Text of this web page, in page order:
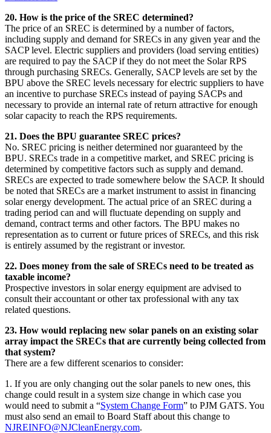
20. How is the price of the SREC determined?​​​​‌ ‍ ​‍​‍‌‍ ‌ ​‍‌‍‍‌‌‍‌ ‌‍‍‌‌‍ ‍​‍​‍​ ‍‍​‍​‍‌ ​ ‌‍​‌‌‍ ‍‌‍‍‌‌ ‌​‌ ‍‌​‍ ‍‌‍‍‌‌‍ ​‍​‍​‍ ​​‍​‍‌‍‍​‌ ​‍‌‍‌‌‌‍‌‍​‍​‍​ ‍‍​‍​‍‌‍‍​‌ ‌​‌ ‌​‌ ​​​ ‍‍​‍ ​‍ ‌‍ ​‌‍ ‌‍​ ‌‍​‌‌‍ ​‌‍‍​‌‍ ‌ ​ ‌ ‌​​ ‍‍​ ​ ​ ​ ​ ​ ​ ​ ​‍ ‌‍‍‌‌‍ ‍‌ ‌​‌‍‌‌‌‍ ‍‌ ‌​​‍ ‌‍‌‌‌‍‌​‌‍‍‌‌ ‌​​‍ ‌‍ ‌‌‍ ‌‍‌​‌‍‌‌​ ‌‌ ​​‌ ​‍‌‍‌‌‌ ​ ‌‍‌‌‌‍ ‍‌ ‌​‌‍​‌‌ ‌​‌‍‍‌‌‍ ‌‍ ‍​ ‍ ‌‍‍‌‌‍‌​​ ‌​ ​​‌‍‌‍‌‍‌‌​ ​​​ ‌‌​ ​‌‌‍‌‍‌‍‌‌​‍ ‌​ ‌​​ ​‌​ ‍​‌‍‌​​‍ ‌​ ‌​‌‍‌​​ ‌‍​ ‍‌​‍ ‌‌‍​‌​ ​ ​ ‌​‌‍​ ​‍ ‌‌‍‌‌‌‍‌‍​ ‌‍​ ‌​​ ‍​‌‍​ ‌‍‌​​ ‌​​ ​‍​ ​‌‌‍​ ​ ‌‌​ ‍ ‌ ‌​‌ ‍‌‌ ​​‌‍‌‌​ ‌‌‍‍​‌‍‌‌‌‍ ​‌ ​​‌‌‌​‌‍ ‌ ​​‌‍‍‌‌‍​ ​ ‍ ‌ ​​‌‍​‌‌ ‌​‌‍‍​​ ‌‌‍​ ‌‍ ‌‍ ‍‌ ‌​‌‍‌‌‌‍ ‍‌ ‌​​‍‌‌​ ‌‌‌​​‍‌‌ ‌‍‍ ‌‍‌‌‌ ‍‌​‍‌‌​ ​ ‌​‌​​‍‌‌​ ​ ‌​‌​​‍‌‌​ ​‍​ ​‍​ ‌‌​ ‌‍‌‍‌‌‌‍​ ​ ‌‍​ ‌‌‌‍​‌​ ‍​‌‍​ ​ ​ ​ ​​‌‍‌​​‍‌‌​ ​‍​ ​‍​‍‌‌​ ‌‌‌​‌​​‍ ‍‌‍​ ‌‍‍​‌‍‍‌‌‍ ​‌‍‌​‌ ​‍‌‍‌‌‌‍ ‍​‍‌‌​ ‌‌‌​​‍‌‌ ‌‍‍ ‌‍‌‌‌ ‍‌​‍‌‌​ ​ ‌​‌​​‍‌‌​ ​ ‌​‌​​‍‌‌​ ​‍​ ​‍‌‍​‌​ ​‍​ ‌​​ ‌ ‌‍‌‌​ ‍​​ ​‌​ ‌ ​ ​‍‌‍‌​‌‍‌​‌‍‌‍​‍‌‌​ ​‍​ ​‍​‍‌‌​ ‌‌‌​‌​​‍ ‍‌ ‌​‌‍‌‌‌ ‍​‌ ‌​​ ‌‍​‍‌‍​‌‌ ​ ‌‍‌‌‌‌‌‌‌ ​‍‌‍ ​​ ‌‌‍‍​‌ ‌​‌ ‌​‌ ​​​‍‌‌​ ​ ‌​​‌​‍‌‌​ ​‍‌​‌‍​‍‌‌​ ​‍‌​‌‍‌‍ ​‌‍ ‌‍​ ‌‍​‌‌‍ ​‌‍‍​‌‍ ‌ ​ ‌ ‌​​‍‌‌​ ​ ‌​​‌​ ​ ​ ​ ​ ​ ​ ​ ​‍‌‍‌‍‍‌‌‍‌​​ ‌​ ​​‌‍‌‍‌‍‌‌​ ​​​ ‌‌​ ​‌‌‍‌‍‌‍‌‌​‍ ‌​ ‌​​ ​‌​ ‍​‌‍‌​​‍ ‌​ ‌​‌‍‌​​ ‌‍​ ‍‌​‍ ‌‌‍​‌​ ​ ​ ‌​‌‍​ ​‍ ‌‌‍‌‌‌‍‌‍​ ‌‍​ ‌​​ ‍​‌‍​ ‌‍‌​​ ‌​​ ​‍​ ​‌‌‍​ ​ ‌‌​‍‌‍‌ ‌​‌ ‍‌‌ ​​‌‍‌‌​ ‌‌‍‍​‌‍‌‌‌‍ ​‌ ​​‌‌‌​‌‍ ‌ ​​‌‍‍‌‌‍​ ​‍‌‍‌ ​​‌‍​‌‌ ‌​‌‍‍​​ ‌‌‍​ ‌‍ ‌‍ ‍‌ ‌​‌‍‌‌‌‍ ‍‌ ‌​​‍‌‌​ ‌‌‌​​‍‌‌ ‌‍‍ ‌‍‌‌‌ ‍‌​‍‌‌​ ​ ‌​‌​​‍‌‌​ ​ ‌​‌​​‍‌‌​ ​‍​ ​‍​ ‌‌​ ‌‍‌‍‌‌‌‍​ ​ ‌‍​ ‌‌‌‍​‌​ ‍​‌‍​ ​ ​ ​ ​​‌‍‌​​‍‌‌​ ​‍​ ​‍​‍‌‌​ ‌‌‌​‌​​‍ ‍‌‍​ ‌‍‍​‌‍‍‌‌‍ ​‌‍‌​‌ ​‍‌‍‌‌‌‍ ‍​‍‌‌​ ‌‌‌​​‍‌‌ ‌‍‍ ‌‍‌‌‌ ‍‌​‍‌‌​ ​ ‌​‌​​‍‌‌​ ​ ‌​‌​​‍‌‌​ ​‍​ ​‍‌‍​‌​ ​‍​ ‌​​ ‌ ‌‍‌‌​ ‍​​ ​‌​ ‌ ​ ​‍‌‍‌​‌‍‌​‌‍‌‍​‍‌‌​ ​‍​ ​‍​‍‌‌​ ‌‌‌​‌​​‍ ‍‌ ‌​‌‍‌‌‌ ‍​‌ ‌​​‍‌‍‌ ​​‌‍‌‌‌ ​‍‌ ​ ‌ ​​‌‍‌‌‌‍​ ‌ ‌​‌‍‍‌‌ ‌‍‌‍‌‌​ ‌‌ ​​‌ ‌‌‌‍​‍‌‍ ​‌‍‍‌‌ ​ ‌‍‍​‌‍‌‌‌‍‌​​‍​‍‌ ‌
The price of an SREC is determined by a number of factors,
including supply and demand for SRECs in any given year and the
SACP level. Electric suppliers and providers (load serving entities)
are required to pay the SACP if they do not meet the Solar RPS
through purchasing SRECs. Generally, SACP levels are set by the
BPU above the SREC levels necessary for electric suppliers to have
an incentive to purchase SRECs instead of paying SACPs and
necessary to provide an internal rate of return attractive for enough
solar capacity to reach the RPS requirements.​​​​‌ ‍ ​‍​‍‌‍ ‌ ​‍‌‍‍‌‌‍‌ ‌‍‍‌‌‍ ‍​‍​‍​ ‍‍​‍​‍‌ ​ ‌‍​‌‌‍ ‍‌‍‍‌‌ ‌​‌ ‍‌​‍ ‍‌‍‍‌‌‍ ​‍​‍​‍ ​​‍​‍‌‍‍​‌ ​‍‌‍‌‌‌‍‌‍​‍​‍​ ‍‍​‍​‍‌‍‍​‌ ‌​‌ ‌​‌ ​​​ ‍‍​‍ ​‍ ‌‍ ​‌‍ ‌‍​ ‌‍​‌‌‍ ​‌‍‍​‌‍ ‌ ​ ‌ ‌​​ ‍‍​ ​ ​ ​ ​ ​ ​ ​ ​‍ ‌‍‍‌‌‍ ‍‌ ‌​‌‍‌‌‌‍ ‍‌ ‌​​‍ ‌‍‌‌‌‍‌​‌‍‍‌‌ ‌​​‍ ‌‍ ‌‌‍ ‌‍‌​‌‍‌‌​ ‌‌ ​​‌ ​‍‌‍‌‌‌ ​ ‌‍‌‌‌‍ ‍‌ ‌​‌‍​‌‌ ‌​‌‍‍‌‌‍ ‌‍ ‍​ ‍ ‌‍‍‌‌‍‌​​ ‌​ ​​‌‍‌‍‌‍‌‌​ ​​​ ‌‌​ ​‌‌‍‌‍‌‍‌‌​‍ ‌​ ‌​​ ​‌​ ‍​‌‍‌​​‍ ‌​ ‌​‌‍‌​​ ‌‍​ ‍‌​‍ ‌‌‍​‌​ ​ ​ ‌​‌‍​ ​‍ ‌‌‍‌‌‌‍‌‍​ ‌‍​ ‌​​ ‍​‌‍​ ‌‍‌​​ ‌​​ ​‍​ ​‌‌‍​ ​ ‌‌​ ‍ ‌ ‌​‌ ‍‌‌ ​​‌‍‌‌​ ‌‌‍‍​‌‍‌‌‌‍ ​‌ ​​‌‌‌​‌‍ ‌ ​​‌‍‍‌‌‍​ ​ ‍ ‌ ​​‌‍​‌‌ ‌​‌‍‍​​ ‌‌‍​ ‌‍ ‌‍ ‍‌ ‌​‌‍‌‌‌‍ ‍‌ ‌​​‍‌‌​ ‌‌‌​​‍‌‌ ‌‍‍ ‌‍‌‌‌ ‍‌​‍‌‌​ ​ ‌​‌​​‍‌‌​ ​ ‌​‌​​‍‌‌​ ​‍​ ​‍​ ‌‌​ ‌‍‌‍‌‌‌‍​ ​ ‌‍​ ‌‌‌‍​‌​ ‍​‌‍​ ​ ​ ​ ​​‌‍‌​​‍‌‌​ ​‍​ ​‍​‍‌‌​ ‌‌‌​‌​​‍ ‍‌‍​ ‌‍‍​‌‍‍‌‌‍ ​‌‍‌​‌ ​‍‌‍‌‌‌‍ ‍​‍‌‌​ ‌‌‌​​‍‌‌ ‌‍‍ ‌‍‌‌‌ ‍‌​‍‌‌​ ​ ‌​‌​​‍‌‌​ ​ ‌​‌​​‍‌‌​ ​‍​ ​‍‌‍​‍​ ‍​‌‍​‌​ ‌​‌‍​ ‌‍‌‌​ ​‌​ ‍‌​ ​‍‌‍‌‌‌‍​‌​ ​​​‍‌‌​ ​‍​ ​‍​‍‌‌​ ‌‌‌​‌​​‍ ‍‌ ‌​‌‍‌‌‌ ‍​‌ ‌​​ ‌‍​‍‌‍​‌‌ ​ ‌‍‌‌‌‌‌‌‌ ​‍‌‍ ​​ ‌‌‍‍​‌ ‌​‌ ‌​‌ ​​​‍‌‌​ ​ ‌​​‌​‍‌‌​ ​‍‌​‌‍​‍‌‌​ ​‍‌​‌‍‌‍ ​‌‍ ‌‍​ ‌‍​‌‌‍ ​‌‍‍​‌‍ ‌ ​ ‌ ‌​​‍‌‌​ ​ ‌​​‌​ ​ ​ ​ ​ ​ ​ ​ ​‍‌‍‌‍‍‌‌‍‌​​ ‌​ ​​‌‍‌‍‌‍‌‌​ ​​​ ‌‌​ ​‌‌‍‌‍‌‍‌‌​‍ ‌​ ‌​​ ​‌​ ‍​‌‍‌​​‍ ‌​ ‌​‌‍‌​​ ‌‍​ ‍‌​‍ ‌‌‍​‌​ ​ ​ ‌​‌‍​ ​‍ ‌‌‍‌‌‌‍‌‍​ ‌‍​ ‌​​ ‍​‌‍​ ‌‍‌​​ ‌​​ ​‍​ ​‌‌‍​ ​ ‌‌​‍‌‍‌ ‌​‌ ‍‌‌ ​​‌‍‌‌​ ‌‌‍‍​‌‍‌‌‌‍ ​‌ ​​‌‌‌​‌‍ ‌ ​​‌‍‍‌‌‍​ ​‍‌‍‌ ​​‌‍​‌‌ ‌​‌‍‍​​ ‌‌‍​ ‌‍ ‌‍ ‍‌ ‌​‌‍‌‌‌‍ ‍‌ ‌​​‍‌‌​ ‌‌‌​​‍‌‌ ‌‍‍ ‌‍‌‌‌ ‍‌​‍‌‌​ ​ ‌​‌​​‍‌‌​ ​ ‌​‌​​‍‌‌​ ​‍​ ​‍​ ‌‌​ ‌‍‌‍‌‌‌‍​ ​ ‌‍​ ‌‌‌‍​‌​ ‍​‌‍​ ​ ​ ​ ​​‌‍‌​​‍‌‌​ ​‍​ ​‍​‍‌‌​ ‌‌‌​‌​​‍ ‍‌‍​ ‌‍‍​‌‍‍‌‌‍ ​‌‍‌​‌ ​‍‌‍‌‌‌‍ ‍​‍‌‌​ ‌‌‌​​‍‌‌ ‌‍‍ ‌‍‌‌‌ ‍‌​‍‌‌​ ​ ‌​‌​​‍‌‌​ ​ ‌​‌​​‍‌‌​ ​‍​ ​‍‌‍​‍​ ‍​‌‍​‌​ ‌​‌‍​ ‌‍‌‌​ ​‌​ ‍‌​ ​‍‌‍‌‌‌‍​‌​ ​​​‍‌‌​ ​‍​ ​‍​‍‌‌​ ‌‌‌​‌​​‍ ‍‌ ‌​‌‍‌‌‌ ‍​‌ ‌​​‍‌‍‌ ​​‌‍‌‌‌ ​‍‌ ​ ‌ ​​‌‍‌‌‌‍​ ‌ ‌​‌‍‍‌‌ ‌‍‌‍‌‌​ ‌‌ ​​‌ ‌‌‌‍​‍‌‍ ​‌‍‍‌‌ ​ ‌‍‍​‌‍‌‌‌‍‌​​‍​‍‌ ‌
21. Does the BPU guarantee SREC prices?​​​​‌ ‍ ​‍​‍‌‍ ‌ ​‍‌‍‍‌‌‍‌ ‌‍‍‌‌‍ ‍​‍​‍​ ‍‍​‍​‍‌ ​ ‌‍​‌‌‍ ‍‌‍‍‌‌ ‌​‌ ‍‌​‍ ‍‌‍‍‌‌‍ ​‍​‍​‍ ​​‍​‍‌‍‍​‌ ​‍‌‍‌‌‌‍‌‍​‍​‍​ ‍‍​‍​‍‌‍‍​‌ ‌​‌ ‌​‌ ​​​ ‍‍​‍ ​‍ ‌‍ ​‌‍ ‌‍​ ‌‍​‌‌‍ ​‌‍‍​‌‍ ‌ ​ ‌ ‌​​ ‍‍​ ​ ​ ​ ​ ​ ​ ​ ​‍ ‌‍‍‌‌‍ ‍‌ ‌​‌‍‌‌‌‍ ‍‌ ‌​​‍ ‌‍‌‌‌‍‌​‌‍‍‌‌ ‌​​‍ ‌‍ ‌‌‍ ‌‍‌​‌‍‌‌​ ‌‌ ​​‌ ​‍‌‍‌‌‌ ​ ‌‍‌‌‌‍ ‍‌ ‌​‌‍​‌‌ ‌​‌‍‍‌‌‍ ‌‍ ‍​ ‍ ‌‍‍‌‌‍‌​​ ‌​ ​​‌‍‌‍‌‍‌‌​ ​​​ ‌‌​ ​‌‌‍‌‍‌‍‌‌​‍ ‌​ ‌​​ ​‌​ ‍​‌‍‌​​‍ ‌​ ‌​‌‍‌​​ ‌‍​ ‍‌​‍ ‌‌‍​‌​ ​ ​ ‌​‌‍​ ​‍ ‌‌‍‌‌‌‍‌‍​ ‌‍​ ‌​​ ‍​‌‍​ ‌‍‌​​ ‌​​ ​‍​ ​‌‌‍​ ​ ‌‌​ ‍ ‌ ‌​‌ ‍‌‌ ​​‌‍‌‌​ ‌‌‍‍​‌‍‌‌‌‍ ​‌ ​​‌‌‌​‌‍ ‌ ​​‌‍‍‌‌‍​ ​ ‍ ‌ ​​‌‍​‌‌ ‌​‌‍‍​​ ‌‌‍​ ‌‍ ‌‍ ‍‌ ‌​‌‍‌‌‌‍ ‍‌ ‌​​‍‌‌​ ‌‌‌​​‍‌‌ ‌‍‍ ‌‍‌‌‌ ‍‌​‍‌‌​ ​ ‌​‌​​‍‌‌​ ​ ‌​‌​​‍‌‌​ ​‍​ ​‍‌‍​‌​ ‌‌‌‍​ ​ ‌‍​ ‌ ​ ‌‍​ ​ ‌‍​‌​ ​​‌‍​ ​ ​​‌‍​‍​‍‌‌​ ​‍​ ​‍​‍‌‌​ ‌‌‌​‌​​‍ ‍‌‍​ ‌‍‍​‌‍‍‌‌‍ ​‌‍‌​‌ ​‍‌‍‌‌‌‍ ‍​‍‌‌​ ‌‌‌​​‍‌‌ ‌‍‍ ‌‍‌‌‌ ‍‌​‍‌‌​ ​ ‌​‌​​‍‌‌​ ​ ‌​‌​​‍‌‌​ ​‍​ ​‍​ ‌ ‌‍​‍‌‍​ ​ ‍​​ ‍‌​ ‍‌​ ​​​ ​‌​ ​‍‌‍​ ​ ​‍​ ​​​‍‌‌​ ​‍​ ​‍​‍‌‌​ ‌‌‌​‌​​‍ ‍‌ ‌​‌‍‌‌‌ ‍​‌ ‌​​ ‌‍​‍‌‍​‌‌ ​ ‌‍‌‌‌‌‌‌‌ ​‍‌‍ ​​ ‌‌‍‍​‌ ‌​‌ ‌​‌ ​​​‍‌‌​ ​ ‌​​‌​‍‌‌​ ​‍‌​‌‍​‍‌‌​ ​‍‌​‌‍‌‍ ​‌‍ ‌‍​ ‌‍​‌‌‍ ​‌‍‍​‌‍ ‌ ​ ‌ ‌​​‍‌‌​ ​ ‌​​‌​ ​ ​ ​ ​ ​ ​ ​ ​‍‌‍‌‍‍‌‌‍‌​​ ‌​ ​​‌‍‌‍‌‍‌‌​ ​​​ ‌‌​ ​‌‌‍‌‍‌‍‌‌​‍ ‌​ ‌​​ ​‌​ ‍​‌‍‌​​‍ ‌​ ‌​‌‍‌​​ ‌‍​ ‍‌​‍ ‌‌‍​‌​ ​ ​ ‌​‌‍​ ​‍ ‌‌‍‌‌‌‍‌‍​ ‌‍​ ‌​​ ‍​‌‍​ ‌‍‌​​ ‌​​ ​‍​ ​‌‌‍​ ​ ‌‌​‍‌‍‌ ‌​‌ ‍‌‌ ​​‌‍‌‌​ ‌‌‍‍​‌‍‌‌‌‍ ​‌ ​​‌‌‌​‌‍ ‌ ​​‌‍‍‌‌‍​ ​‍‌‍‌ ​​‌‍​‌‌ ‌​‌‍‍​​ ‌‌‍​ ‌‍ ‌‍ ‍‌ ‌​‌‍‌‌‌‍ ‍‌ ‌​​‍‌‌​ ‌‌‌​​‍‌‌ ‌‍‍ ‌‍‌‌‌ ‍‌​‍‌‌​ ​ ‌​‌​​‍‌‌​ ​ ‌​‌​​‍‌‌​ ​‍​ ​‍‌‍​‌​ ‌‌‌‍​ ​ ‌‍​ ‌ ​ ‌‍​ ​ ‌‍​‌​ ​​‌‍​ ​ ​​‌‍​‍​‍‌‌​ ​‍​ ​‍​‍‌‌​ ‌‌‌​‌​​‍ ‍‌‍​ ‌‍‍​‌‍‍‌‌‍ ​‌‍‌​‌ ​‍‌‍‌‌‌‍ ‍​‍‌‌​ ‌‌‌​​‍‌‌ ‌‍‍ ‌‍‌‌‌ ‍‌​‍‌‌​ ​ ‌​‌​​‍‌‌​ ​ ‌​‌​​‍‌‌​ ​‍​ ​‍​ ‌ ‌‍​‍‌‍​ ​ ‍​​ ‍‌​ ‍‌​ ​​​ ​‌​ ​‍‌‍​ ​ ​‍​ ​​​‍‌‌​ ​‍​ ​‍​‍‌‌​ ‌‌‌​‌​​‍ ‍‌ ‌​‌‍‌‌‌ ‍​‌ ‌​​‍‌‍‌ ​​‌‍‌‌‌ ​‍‌ ​ ‌ ​​‌‍‌‌‌‍​ ‌ ‌​‌‍‍‌‌ ‌‍‌‍‌‌​ ‌‌ ​​‌ ‌‌‌‍​‍‌‍ ​‌‍‍‌‌ ​ ‌‍‍​‌‍‌‌‌‍‌​​‍​‍‌ ‌
No. SREC pricing is neither determined nor guaranteed by the
BPU. SRECs trade in a competitive market, and SREC pricing is
determined by competitive factors such as supply and demand.
SRECs are expected to trade somewhere below the SACP. It should
be noted that SRECs are a market instrument to assist in financing
solar energy development. The actual price of an SREC during a
trading period can and will fluctuate depending on supply and
demand, contract terms and other factors. The BPU makes no
representation as to current or future prices of SRECs, and this risk
is entirely assumed by the registrant or investor.​​​​‌ ‍ ​‍​‍‌‍ ‌ ​‍‌‍‍‌‌‍‌ ‌‍‍‌‌‍ ‍​‍​‍​ ‍‍​‍​‍‌ ​ ‌‍​‌‌‍ ‍‌‍‍‌‌ ‌​‌ ‍‌​‍ ‍‌‍‍‌‌‍ ​‍​‍​‍ ​​‍​‍‌‍‍​‌ ​‍‌‍‌‌‌‍‌‍​‍​‍​ ‍‍​‍​‍‌‍‍​‌ ‌​‌ ‌​‌ ​​​ ‍‍​‍ ​‍ ‌‍ ​‌‍ ‌‍​ ‌‍​‌‌‍ ​‌‍‍​‌‍ ‌ ​ ‌ ‌​​ ‍‍​ ​ ​ ​ ​ ​ ​ ​ ​‍ ‌‍‍‌‌‍ ‍‌ ‌​‌‍‌‌‌‍ ‍‌ ‌​​‍ ‌‍‌‌‌‍‌​‌‍‍‌‌ ‌​​‍ ‌‍ ‌‌‍ ‌‍‌​‌‍‌‌​ ‌‌ ​​‌ ​‍‌‍‌‌‌ ​ ‌‍‌‌‌‍ ‍‌ ‌​‌‍​‌‌ ‌​‌‍‍‌‌‍ ‌‍ ‍​ ‍ ‌‍‍‌‌‍‌​​ ‌​ ​​‌‍‌‍‌‍‌‌​ ​​​ ‌‌​ ​‌‌‍‌‍‌‍‌‌​‍ ‌​ ‌​​ ​‌​ ‍​‌‍‌​​‍ ‌​ ‌​‌‍‌​​ ‌‍​ ‍‌​‍ ‌‌‍​‌​ ​ ​ ‌​‌‍​ ​‍ ‌‌‍‌‌‌‍‌‍​ ‌‍​ ‌​​ ‍​‌‍​ ‌‍‌​​ ‌​​ ​‍​ ​‌‌‍​ ​ ‌‌​ ‍ ‌ ‌​‌ ‍‌‌ ​​‌‍‌‌​ ‌‌‍‍​‌‍‌‌‌‍ ​‌ ​​‌‌‌​‌‍ ‌ ​​‌‍‍‌‌‍​ ​ ‍ ‌ ​​‌‍​‌‌ ‌​‌‍‍​​ ‌‌‍​ ‌‍ ‌‍ ‍‌ ‌​‌‍‌‌‌‍ ‍‌ ‌​​‍‌‌​ ‌‌‌​​‍‌‌ ‌‍‍ ‌‍‌‌‌ ‍‌​‍‌‌​ ​ ‌​‌​​‍‌‌​ ​ ‌​‌​​‍‌‌​ ​‍​ ​‍‌‍​‌​ ‌‌‌‍​ ​ ‌‍​ ‌ ​ ‌‍​ ​ ‌‍​‌​ ​​‌‍​ ​ ​​‌‍​‍​‍‌‌​ ​‍​ ​‍​‍‌‌​ ‌‌‌​‌​​‍ ‍‌‍​ ‌‍‍​‌‍‍‌‌‍ ​‌‍‌​‌ ​‍‌‍‌‌‌‍ ‍​‍‌‌​ ‌‌‌​​‍‌‌ ‌‍‍ ‌‍‌‌‌ ‍‌​‍‌‌​ ​ ‌​‌​​‍‌‌​ ​ ‌​‌​​‍‌‌​ ​‍​ ​‍​ ‌​​ ‍​​ ‌‌​ ‌‌​ ‌‌​ ‌ ‌‍‌‍‌‍‌‍​ ​‍​ ​​‌‍​‌​ ‌ ​‍‌‌​ ​‍​ ​‍​‍‌‌​ ‌‌‌​‌​​‍ ‍‌ ‌​‌‍‌‌‌ ‍​‌ ‌​​ ‌‍​‍‌‍​‌‌ ​ ‌‍‌‌‌‌‌‌‌ ​‍‌‍ ​​ ‌‌‍‍​‌ ‌​‌ ‌​‌ ​​​‍‌‌​ ​ ‌​​‌​‍‌‌​ ​‍‌​‌‍​‍‌‌​ ​‍‌​‌‍‌‍ ​‌‍ ‌‍​ ‌‍​‌‌‍ ​‌‍‍​‌‍ ‌ ​ ‌ ‌​​‍‌‌​ ​ ‌​​‌​ ​ ​ ​ ​ ​ ​ ​ ​‍‌‍‌‍‍‌‌‍‌​​ ‌​ ​​‌‍‌‍‌‍‌‌​ ​​​ ‌‌​ ​‌‌‍‌‍‌‍‌‌​‍ ‌​ ‌​​ ​‌​ ‍​‌‍‌​​‍ ‌​ ‌​‌‍‌​​ ‌‍​ ‍‌​‍ ‌‌‍​‌​ ​ ​ ‌​‌‍​ ​‍ ‌‌‍‌‌‌‍‌‍​ ‌‍​ ‌​​ ‍​‌‍​ ‌‍‌​​ ‌​​ ​‍​ ​‌‌‍​ ​ ‌‌​‍‌‍‌ ‌​‌ ‍‌‌ ​​‌‍‌‌​ ‌‌‍‍​‌‍‌‌‌‍ ​‌ ​​‌‌‌​‌‍ ‌ ​​‌‍‍‌‌‍​ ​‍‌‍‌ ​​‌‍​‌‌ ‌​‌‍‍​​ ‌‌‍​ ‌‍ ‌‍ ‍‌ ‌​‌‍‌‌‌‍ ‍‌ ‌​​‍‌‌​ ‌‌‌​​‍‌‌ ‌‍‍ ‌‍‌‌‌ ‍‌​‍‌‌​ ​ ‌​‌​​‍‌‌​ ​ ‌​‌​​‍‌‌​ ​‍​ ​‍‌‍​‌​ ‌‌‌‍​ ​ ‌‍​ ‌ ​ ‌‍​ ​ ‌‍​‌​ ​​‌‍​ ​ ​​‌‍​‍​‍‌‌​ ​‍​ ​‍​‍‌‌​ ‌‌‌​‌​​‍ ‍‌‍​ ‌‍‍​‌‍‍‌‌‍ ​‌‍‌​‌ ​‍‌‍‌‌‌‍ ‍​‍‌‌​ ‌‌‌​​‍‌‌ ‌‍‍ ‌‍‌‌‌ ‍‌​‍‌‌​ ​ ‌​‌​​‍‌‌​ ​ ‌​‌​​‍‌‌​ ​‍​ ​‍​ ‌​​ ‍​​ ‌‌​ ‌‌​ ‌‌​ ‌ ‌‍‌‍‌‍‌‍​ ​‍​ ​​‌‍​‌​ ‌ ​‍‌‌​ ​‍​ ​‍​‍‌‌​ ‌‌‌​‌​​‍ ‍‌ ‌​‌‍‌‌‌ ‍​‌ ‌​​‍‌‍‌ ​​‌‍‌‌‌ ​‍‌ ​ ‌ ​​‌‍‌‌‌‍​ ‌ ‌​‌‍‍‌‌ ‌‍‌‍‌‌​ ‌‌ ​​‌ ‌‌‌‍​‍‌‍ ​‌‍‍‌‌ ​ ‌‍‍​‌‍‌‌‌‍‌​​‍​‍‌ ‌
22. Does money from the sale of SRECs need to be treated as
taxable income?​​​​‌ ‍ ​‍​‍‌‍ ‌ ​‍‌‍‍‌‌‍‌ ‌‍‍‌‌‍ ‍​‍​‍​ ‍‍​‍​‍‌ ​ ‌‍​‌‌‍ ‍‌‍‍‌‌ ‌​‌ ‍‌​‍ ‍‌‍‍‌‌‍ ​‍​‍​‍ ​​‍​‍‌‍‍​‌ ​‍‌‍‌‌‌‍‌‍​‍​‍​ ‍‍​‍​‍‌‍‍​‌ ‌​‌ ‌​‌ ​​​ ‍‍​‍ ​‍ ‌‍ ​‌‍ ‌‍​ ‌‍​‌‌‍ ​‌‍‍​‌‍ ‌ ​ ‌ ‌​​ ‍‍​ ​ ​ ​ ​ ​ ​ ​ ​‍ ‌‍‍‌‌‍ ‍‌ ‌​‌‍‌‌‌‍ ‍‌ ‌​​‍ ‌‍‌‌‌‍‌​‌‍‍‌‌ ‌​​‍ ‌‍ ‌‌‍ ‌‍‌​‌‍‌‌​ ‌‌ ​​‌ ​‍‌‍‌‌‌ ​ ‌‍‌‌‌‍ ‍‌ ‌​‌‍​‌‌ ‌​‌‍‍‌‌‍ ‌‍ ‍​ ‍ ‌‍‍‌‌‍‌​​ ‌​ ​​‌‍‌‍‌‍‌‌​ ​​​ ‌‌​ ​‌‌‍‌‍‌‍‌‌​‍ ‌​ ‌​​ ​‌​ ‍​‌‍‌​​‍ ‌​ ‌​‌‍‌​​ ‌‍​ ‍‌​‍ ‌‌‍​‌​ ​ ​ ‌​‌‍​ ​‍ ‌‌‍‌‌‌‍‌‍​ ‌‍​ ‌​​ ‍​‌‍​ ‌‍‌​​ ‌​​ ​‍​ ​‌‌‍​ ​ ‌‌​ ‍ ‌ ‌​‌ ‍‌‌ ​​‌‍‌‌​ ‌‌‍‍​‌‍‌‌‌‍ ​‌ ​​‌‌‌​‌‍ ‌ ​​‌‍‍‌‌‍​ ​ ‍ ‌ ​​‌‍​‌‌ ‌​‌‍‍​​ ‌‌‍​ ‌‍ ‌‍ ‍‌ ‌​‌‍‌‌‌‍ ‍‌ ‌​​‍‌‌​ ‌‌‌​​‍‌‌ ‌‍‍ ‌‍‌‌‌ ‍‌​‍‌‌​ ​ ‌​‌​​‍‌‌​ ​ ‌​‌​​‍‌‌​ ​‍​ ​‍​ ​ ‌‍‌‌‌‍​‌​ ‌​​ ‍‌‌‍‌​​ ‍‌​ ​‍‌‍​ ​ ‌ ​ ​ ​ ‌‍​‍‌‌​ ​‍​ ​‍​‍‌‌​ ‌‌‌​‌​​‍ ‍‌‍​ ‌‍‍​‌‍‍‌‌‍ ​‌‍‌​‌ ​‍‌‍‌‌‌‍ ‍​‍‌‌​ ‌‌‌​​‍‌‌ ‌‍‍ ‌‍‌‌‌ ‍‌​‍‌‌​ ​ ‌​‌​​‍‌‌​ ​ ‌​‌​​‍‌‌​ ​‍​ ​‍​ ‌‌​ ‌‌‌‍​‌​ ​‍​ ‌ ​ ‍‌‌‍‌‌​ ​​​ ​‌​ ​‌​ ​​​ ‌ ​‍‌‌​ ​‍​ ​‍​‍‌‌​ ‌‌‌​‌​​‍ ‍‌ ‌​‌‍‌‌‌ ‍​‌ ‌​​ ‌‍​‍‌‍​‌‌ ​ ‌‍‌‌‌‌‌‌‌ ​‍‌‍ ​​ ‌‌‍‍​‌ ‌​‌ ‌​‌ ​​​‍‌‌​ ​ ‌​​‌​‍‌‌​ ​‍‌​‌‍​‍‌‌​ ​‍‌​‌‍‌‍ ​‌‍ ‌‍​ ‌‍​‌‌‍ ​‌‍‍​‌‍ ‌ ​ ‌ ‌​​‍‌‌​ ​ ‌​​‌​ ​ ​ ​ ​ ​ ​ ​ ​‍‌‍‌‍‍‌‌‍‌​​ ‌​ ​​‌‍‌‍‌‍‌‌​ ​​​ ‌‌​ ​‌‌‍‌‍‌‍‌‌​‍ ‌​ ‌​​ ​‌​ ‍​‌‍‌​​‍ ‌​ ‌​‌‍‌​​ ‌‍​ ‍‌​‍ ‌‌‍​‌​ ​ ​ ‌​‌‍​ ​‍ ‌‌‍‌‌‌‍‌‍​ ‌‍​ ‌​​ ‍​‌‍​ ‌‍‌​​ ‌​​ ​‍​ ​‌‌‍​ ​ ‌‌​‍‌‍‌ ‌​‌ ‍‌‌ ​​‌‍‌‌​ ‌‌‍‍​‌‍‌‌‌‍ ​‌ ​​‌‌‌​‌‍ ‌ ​​‌‍‍‌‌‍​ ​‍‌‍‌ ​​‌‍​‌‌ ‌​‌‍‍​​ ‌‌‍​ ‌‍ ‌‍ ‍‌ ‌​‌‍‌‌‌‍ ‍‌ ‌​​‍‌‌​ ‌‌‌​​‍‌‌ ‌‍‍ ‌‍‌‌‌ ‍‌​‍‌‌​ ​ ‌​‌​​‍‌‌​ ​ ‌​‌​​‍‌‌​ ​‍​ ​‍​ ​ ‌‍‌‌‌‍​‌​ ‌​​ ‍‌‌‍‌​​ ‍‌​ ​‍‌‍​ ​ ‌ ​ ​ ​ ‌‍​‍‌‌​ ​‍​ ​‍​‍‌‌​ ‌‌‌​‌​​‍ ‍‌‍​ ‌‍‍​‌‍‍‌‌‍ ​‌‍‌​‌ ​‍‌‍‌‌‌‍ ‍​‍‌‌​ ‌‌‌​​‍‌‌ ‌‍‍ ‌‍‌‌‌ ‍‌​‍‌‌​ ​ ‌​‌​​‍‌‌​ ​ ‌​‌​​‍‌‌​ ​‍​ ​‍​ ‌‌​ ‌‌‌‍​‌​ ​‍​ ‌ ​ ‍‌‌‍‌‌​ ​​​ ​‌​ ​‌​ ​​​ ‌ ​‍‌‌​ ​‍​ ​‍​‍‌‌​ ‌‌‌​‌​​‍ ‍‌ ‌​‌‍‌‌‌ ‍​‌ ‌​​‍‌‍‌ ​​‌‍‌‌‌ ​‍‌ ​ ‌ ​​‌‍‌‌‌‍​ ‌ ‌​‌‍‍‌‌ ‌‍‌‍‌‌​ ‌‌ ​​‌ ‌‌‌‍​‍‌‍ ​‌‍‍‌‌ ​ ‌‍‍​‌‍‌‌‌‍‌​​‍​‍‌ ‌
Prospective investors in solar energy equipment are advised to
consult their accountant or other tax professional with any tax
related questions.​​​​‌ ‍ ​‍​‍‌‍ ‌ ​‍‌‍‍‌‌‍‌ ‌‍‍‌‌‍ ‍​‍​‍​ ‍‍​‍​‍‌ ​ ‌‍​‌‌‍ ‍‌‍‍‌‌ ‌​‌ ‍‌​‍ ‍‌‍‍‌‌‍ ​‍​‍​‍ ​​‍​‍‌‍‍​‌ ​‍‌‍‌‌‌‍‌‍​‍​‍​ ‍‍​‍​‍‌‍‍​‌ ‌​‌ ‌​‌ ​​​ ‍‍​‍ ​‍ ‌‍ ​‌‍ ‌‍​ ‌‍​‌‌‍ ​‌‍‍​‌‍ ‌ ​ ‌ ‌​​ ‍‍​ ​ ​ ​ ​ ​ ​ ​ ​‍ ‌‍‍‌‌‍ ‍‌ ‌​‌‍‌‌‌‍ ‍‌ ‌​​‍ ‌‍‌‌‌‍‌​‌‍‍‌‌ ‌​​‍ ‌‍ ‌‌‍ ‌‍‌​‌‍‌‌​ ‌‌ ​​‌ ​‍‌‍‌‌‌ ​ ‌‍‌‌‌‍ ‍‌ ‌​‌‍​‌‌ ‌​‌‍‍‌‌‍ ‌‍ ‍​ ‍ ‌‍‍‌‌‍‌​​ ‌​ ​​‌‍‌‍‌‍‌‌​ ​​​ ‌‌​ ​‌‌‍‌‍‌‍‌‌​‍ ‌​ ‌​​ ​‌​ ‍​‌‍‌​​‍ ‌​ ‌​‌‍‌​​ ‌‍​ ‍‌​‍ ‌‌‍​‌​ ​ ​ ‌​‌‍​ ​‍ ‌‌‍‌‌‌‍‌‍​ ‌‍​ ‌​​ ‍​‌‍​ ‌‍‌​​ ‌​​ ​‍​ ​‌‌‍​ ​ ‌‌​ ‍ ‌ ‌​‌ ‍‌‌ ​​‌‍‌‌​ ‌‌‍‍​‌‍‌‌‌‍ ​‌ ​​‌‌‌​‌‍ ‌ ​​‌‍‍‌‌‍​ ​ ‍ ‌ ​​‌‍​‌‌ ‌​‌‍‍​​ ‌‌‍​ ‌‍ ‌‍ ‍‌ ‌​‌‍‌‌‌‍ ‍‌ ‌​​‍‌‌​ ‌‌‌​​‍‌‌ ‌‍‍ ‌‍‌‌‌ ‍‌​‍‌‌​ ​ ‌​‌​​‍‌‌​ ​ ‌​‌​​‍‌‌​ ​‍​ ​‍​ ​ ‌‍‌‌‌‍​‌​ ‌​​ ‍‌‌‍‌​​ ‍‌​ ​‍‌‍​ ​ ‌ ​ ​ ​ ‌‍​‍‌‌​ ​‍​ ​‍​‍‌‌​ ‌‌‌​‌​​‍ ‍‌‍​ ‌‍‍​‌‍‍‌‌‍ ​‌‍‌​‌ ​‍‌‍‌‌‌‍ ‍​‍‌‌​ ‌‌‌​​‍‌‌ ‌‍‍ ‌‍‌‌‌ ‍‌​‍‌‌​ ​ ‌​‌​​‍‌‌​ ​ ‌​‌​​‍‌‌​ ​‍​ ​‍‌‍‌‌​ ‍‌​ ‌ ‌‍​‌‌‍​‍‌‍​‍​ ​‍‌‍‌‍​ ​ ​ ‍‌​ ‌​‌‍​‍​‍‌‌​ ​‍​ ​‍​‍‌‌​ ‌‌‌​‌​​‍ ‍‌ ‌​‌‍‌‌‌ ‍​‌ ‌​​ ‌‍​‍‌‍​‌‌ ​ ‌‍‌‌‌‌‌‌‌ ​‍‌‍ ​​ ‌‌‍‍​‌ ‌​‌ ‌​‌ ​​​‍‌‌​ ​ ‌​​‌​‍‌‌​ ​‍‌​‌‍​‍‌‌​ ​‍‌​‌‍‌‍ ​‌‍ ‌‍​ ‌‍​‌‌‍ ​‌‍‍​‌‍ ‌ ​ ‌ ‌​​‍‌‌​ ​ ‌​​‌​ ​ ​ ​ ​ ​ ​ ​ ​‍‌‍‌‍‍‌‌‍‌​​ ‌​ ​​‌‍‌‍‌‍‌‌​ ​​​ ‌‌​ ​‌‌‍‌‍‌‍‌‌​‍ ‌​ ‌​​ ​‌​ ‍​‌‍‌​​‍ ‌​ ‌​‌‍‌​​ ‌‍​ ‍‌​‍ ‌‌‍​‌​ ​ ​ ‌​‌‍​ ​‍ ‌‌‍‌‌‌‍‌‍​ ‌‍​ ‌​​ ‍​‌‍​ ‌‍‌​​ ‌​​ ​‍​ ​‌‌‍​ ​ ‌‌​‍‌‍‌ ‌​‌ ‍‌‌ ​​‌‍‌‌​ ‌‌‍‍​‌‍‌‌‌‍ ​‌ ​​‌‌‌​‌‍ ‌ ​​‌‍‍‌‌‍​ ​‍‌‍‌ ​​‌‍​‌‌ ‌​‌‍‍​​ ‌‌‍​ ‌‍ ‌‍ ‍‌ ‌​‌‍‌‌‌‍ ‍‌ ‌​​‍‌‌​ ‌‌‌​​‍‌‌ ‌‍‍ ‌‍‌‌‌ ‍‌​‍‌‌​ ​ ‌​‌​​‍‌‌​ ​ ‌​‌​​‍‌‌​ ​‍​ ​‍​ ​ ‌‍‌‌‌‍​‌​ ‌​​ ‍‌‌‍‌​​ ‍‌​ ​‍‌‍​ ​ ‌ ​ ​ ​ ‌‍​‍‌‌​ ​‍​ ​‍​‍‌‌​ ‌‌‌​‌​​‍ ‍‌‍​ ‌‍‍​‌‍‍‌‌‍ ​‌‍‌​‌ ​‍‌‍‌‌‌‍ ‍​‍‌‌​ ‌‌‌​​‍‌‌ ‌‍‍ ‌‍‌‌‌ ‍‌​‍‌‌​ ​ ‌​‌​​‍‌‌​ ​ ‌​‌​​‍‌‌​ ​‍​ ​‍‌‍‌‌​ ‍‌​ ‌ ‌‍​‌‌‍​‍‌‍​‍​ ​‍‌‍‌‍​ ​ ​ ‍‌​ ‌​‌‍​‍​‍‌‌​ ​‍​ ​‍​‍‌‌​ ‌‌‌​‌​​‍ ‍‌ ‌​‌‍‌‌‌ ‍​‌ ‌​​‍‌‍‌ ​​‌‍‌‌‌ ​‍‌ ​ ‌ ​​‌‍‌‌‌‍​ ‌ ‌​‌‍‍‌‌ ‌‍‌‍‌‌​ ‌‌ ​​‌ ‌‌‌‍​‍‌‍ ​‌‍‍‌‌ ​ ‌‍‍​‌‍‌‌‌‍‌​​‍​‍‌ ‌
23. How would replacing new solar panels on an existing solar
array impact the SRECs that are currently being collected from
that system?​​​​‌ ‍ ​‍​‍‌‍ ‌ ​‍‌‍‍‌‌‍‌ ‌‍‍‌‌‍ ‍​‍​‍​ ‍‍​‍​‍‌ ​ ‌‍​‌‌‍ ‍‌‍‍‌‌ ‌​‌ ‍‌​‍ ‍‌‍‍‌‌‍ ​‍​‍​‍ ​​‍​‍‌‍‍​‌ ​‍‌‍‌‌‌‍‌‍​‍​‍​ ‍‍​‍​‍‌‍‍​‌ ‌​‌ ‌​‌ ​​​ ‍‍​‍ ​‍ ‌‍ ​‌‍ ‌‍​ ‌‍​‌‌‍ ​‌‍‍​‌‍ ‌ ​ ‌ ‌​​ ‍‍​ ​ ​ ​ ​ ​ ​ ​ ​‍ ‌‍‍‌‌‍ ‍‌ ‌​‌‍‌‌‌‍ ‍‌ ‌​​‍ ‌‍‌‌‌‍‌​‌‍‍‌‌ ‌​​‍ ‌‍ ‌‌‍ ‌‍‌​‌‍‌‌​ ‌‌ ​​‌ ​‍‌‍‌‌‌ ​ ‌‍‌‌‌‍ ‍‌ ‌​‌‍​‌‌ ‌​‌‍‍‌‌‍ ‌‍ ‍​ ‍ ‌‍‍‌‌‍‌​​ ‌​ ​​‌‍‌‍‌‍‌‌​ ​​​ ‌‌​ ​‌‌‍‌‍‌‍‌‌​‍ ‌​ ‌​​ ​‌​ ‍​‌‍‌​​‍ ‌​ ‌​‌‍‌​​ ‌‍​ ‍‌​‍ ‌‌‍​‌​ ​ ​ ‌​‌‍​ ​‍ ‌‌‍‌‌‌‍‌‍​ ‌‍​ ‌​​ ‍​‌‍​ ‌‍‌​​ ‌​​ ​‍​ ​‌‌‍​ ​ ‌‌​ ‍ ‌ ‌​‌ ‍‌‌ ​​‌‍‌‌​ ‌‌‍‍​‌‍‌‌‌‍ ​‌ ​​‌‌‌​‌‍ ‌ ​​‌‍‍‌‌‍​ ​ ‍ ‌ ​​‌‍​‌‌ ‌​‌‍‍​​ ‌‌‍​ ‌‍ ‌‍ ‍‌ ‌​‌‍‌‌‌‍ ‍‌ ‌​​‍‌‌​ ‌‌‌​​‍‌‌ ‌‍‍ ‌‍‌‌‌ ‍‌​‍‌‌​ ​ ‌​‌​​‍‌‌​ ​ ‌​‌​​‍‌‌​ ​‍​ ​‍‌‍‌‍​ ​ ​ ‌‌​ ​ ‌‍​‌‌‍‌‍‌‍​‌​ ​‌​ ‌‍​ ‍​​ ​‍​ ‌‌​‍‌‌​ ​‍​ ​‍​‍‌‌​ ‌‌‌​‌​​‍ ‍‌‍​ ‌‍‍​‌‍‍‌‌‍ ​‌‍‌​‌ ​‍‌‍‌‌‌‍ ‍​‍‌‌​ ‌‌‌​​‍‌‌ ‌‍‍ ‌‍‌‌‌ ‍‌​‍‌‌​ ​ ‌​‌​​‍‌‌​ ​ ‌​‌​​‍‌‌​ ​‍​ ​‍‌‍‌‌‌‍‌​‌‍‌‌​ ‍‌​ ​‍​ ‍​​ ‌‌‌‍​‍‌‍​‍​ ​‍‌‍‌​‌‍​‌​‍‌‌​ ​‍​ ​‍​‍‌‌​ ‌‌‌​‌​​‍ ‍‌ ‌​‌‍‌‌‌ ‍​‌ ‌​​ ‌‍​‍‌‍​‌‌ ​ ‌‍‌‌‌‌‌‌‌ ​‍‌‍ ​​ ‌‌‍‍​‌ ‌​‌ ‌​‌ ​​​‍‌‌​ ​ ‌​​‌​‍‌‌​ ​‍‌​‌‍​‍‌‌​ ​‍‌​‌‍‌‍ ​‌‍ ‌‍​ ‌‍​‌‌‍ ​‌‍‍​‌‍ ‌ ​ ‌ ‌​​‍‌‌​ ​ ‌​​‌​ ​ ​ ​ ​ ​ ​ ​ ​‍‌‍‌‍‍‌‌‍‌​​ ‌​ ​​‌‍‌‍‌‍‌‌​ ​​​ ‌‌​ ​‌‌‍‌‍‌‍‌‌​‍ ‌​ ‌​​ ​‌​ ‍​‌‍‌​​‍ ‌​ ‌​‌‍‌​​ ‌‍​ ‍‌​‍ ‌‌‍​‌​ ​ ​ ‌​‌‍​ ​‍ ‌‌‍‌‌‌‍‌‍​ ‌‍​ ‌​​ ‍​‌‍​ ‌‍‌​​ ‌​​ ​‍​ ​‌‌‍​ ​ ‌‌​‍‌‍‌ ‌​‌ ‍‌‌ ​​‌‍‌‌​ ‌‌‍‍​‌‍‌‌‌‍ ​‌ ​​‌‌‌​‌‍ ‌ ​​‌‍‍‌‌‍​ ​‍‌‍‌ ​​‌‍​‌‌ ‌​‌‍‍​​ ‌‌‍​ ‌‍ ‌‍ ‍‌ ‌​‌‍‌‌‌‍ ‍‌ ‌​​‍‌‌​ ‌‌‌​​‍‌‌ ‌‍‍ ‌‍‌‌‌ ‍‌​‍‌‌​ ​ ‌​‌​​‍‌‌​ ​ ‌​‌​​‍‌‌​ ​‍​ ​‍‌‍‌‍​ ​ ​ ‌‌​ ​ ‌‍​‌‌‍‌‍‌‍​‌​ ​‌​ ‌‍​ ‍​​ ​‍​ ‌‌​‍‌‌​ ​‍​ ​‍​‍‌‌​ ‌‌‌​‌​​‍ ‍‌‍​ ‌‍‍​‌‍‍‌‌‍ ​‌‍‌​‌ ​‍‌‍‌‌‌‍ ‍​‍‌‌​ ‌‌‌​​‍‌‌ ‌‍‍ ‌‍‌‌‌ ‍‌​‍‌‌​ ​ ‌​‌​​‍‌‌​ ​ ‌​‌​​‍‌‌​ ​‍​ ​‍‌‍‌‌‌‍‌​‌‍‌‌​ ‍‌​ ​‍​ ‍​​ ‌‌‌‍​‍‌‍​‍​ ​‍‌‍‌​‌‍​‌​‍‌‌​ ​‍​ ​‍​‍‌‌​ ‌‌‌​‌​​‍ ‍‌ ‌​‌‍‌‌‌ ‍​‌ ‌​​‍‌‍‌ ​​‌‍‌‌‌ ​‍‌ ​ ‌ ​​‌‍‌‌‌‍​ ‌ ‌​‌‍‍‌‌ ‌‍‌‍‌‌​ ‌‌ ​​‌ ‌‌‌‍​‍‌‍ ​‌‍‍‌‌ ​ ‌‍‍​‌‍‌‌‌‍‌​​‍​‍‌ ‌
There are a few different scenarios to consider:​​​​‌ ‍ ​‍​‍‌‍ ‌ ​‍‌‍‍‌‌‍‌ ‌‍‍‌‌‍ ‍​‍​‍​ ‍‍​‍​‍‌ ​ ‌‍​‌‌‍ ‍‌‍‍‌‌ ‌​‌ ‍‌​‍ ‍‌‍‍‌‌‍ ​‍​‍​‍ ​​‍​‍‌‍‍​‌ ​‍‌‍‌‌‌‍‌‍​‍​‍​ ‍‍​‍​‍‌‍‍​‌ ‌​‌ ‌​‌ ​​​ ‍‍​‍ ​‍ ‌‍ ​‌‍ ‌‍​ ‌‍​‌‌‍ ​‌‍‍​‌‍ ‌ ​ ‌ ‌​​ ‍‍​ ​ ​ ​ ​ ​ ​ ​ ​‍ ‌‍‍‌‌‍ ‍‌ ‌​‌‍‌‌‌‍ ‍‌ ‌​​‍ ‌‍‌‌‌‍‌​‌‍‍‌‌ ‌​​‍ ‌‍ ‌‌‍ ‌‍‌​‌‍‌‌​ ‌‌ ​​‌ ​‍‌‍‌‌‌ ​ ‌‍‌‌‌‍ ‍‌ ‌​‌‍​‌‌ ‌​‌‍‍‌‌‍ ‌‍ ‍​ ‍ ‌‍‍‌‌‍‌​​ ‌​ ​​‌‍‌‍‌‍‌‌​ ​​​ ‌‌​ ​‌‌‍‌‍‌‍‌‌​‍ ‌​ ‌​​ ​‌​ ‍​‌‍‌​​‍ ‌​ ‌​‌‍‌​​ ‌‍​ ‍‌​‍ ‌‌‍​‌​ ​ ​ ‌​‌‍​ ​‍ ‌‌‍‌‌‌‍‌‍​ ‌‍​ ‌​​ ‍​‌‍​ ‌‍‌​​ ‌​​ ​‍​ ​‌‌‍​ ​ ‌‌​ ‍ ‌ ‌​‌ ‍‌‌ ​​‌‍‌‌​ ‌‌‍‍​‌‍‌‌‌‍ ​‌ ​​‌‌‌​‌‍ ‌ ​​‌‍‍‌‌‍​ ​ ‍ ‌ ​​‌‍​‌‌ ‌​‌‍‍​​ ‌‌‍​ ‌‍ ‌‍ ‍‌ ‌​‌‍‌‌‌‍ ‍‌ ‌​​‍‌‌​ ‌‌‌​​‍‌‌ ‌‍‍ ‌‍‌‌‌ ‍‌​‍‌‌​ ​ ‌​‌​​‍‌‌​ ​ ‌​‌​​‍‌‌​ ​‍​ ​‍‌‍‌‍​ ​ ​ ‌‌​ ​ ‌‍​‌‌‍‌‍‌‍​‌​ ​‌​ ‌‍​ ‍​​ ​‍​ ‌‌​‍‌‌​ ​‍​ ​‍​‍‌‌​ ‌‌‌​‌​​‍ ‍‌‍​ ‌‍‍​‌‍‍‌‌‍ ​‌‍‌​‌ ​‍‌‍‌‌‌‍ ‍​‍‌‌​ ‌‌‌​​‍‌‌ ‌‍‍ ‌‍‌‌‌ ‍‌​‍‌‌​ ​ ‌​‌​​‍‌‌​ ​ ‌​‌​​‍‌‌​ ​‍​ ​‍​ ​ ​ ‌‌‌‍‌‍‌‍​ ‌‍​ ​ ‍​​ ‍​​ ​‍‌‍​‍‌‍‌​​ ​‍‌‍‌​​‍‌‌​ ​‍​ ​‍​‍‌‌​ ‌‌‌​‌​​‍ ‍‌ ‌​‌‍‌‌‌ ‍​‌ ‌​​ ‌‍​‍‌‍​‌‌ ​ ‌‍‌‌‌‌‌‌‌ ​‍‌‍ ​​ ‌‌‍‍​‌ ‌​‌ ‌​‌ ​​​‍‌‌​ ​ ‌​​‌​‍‌‌​ ​‍‌​‌‍​‍‌‌​ ​‍‌​‌‍‌‍ ​‌‍ ‌‍​ ‌‍​‌‌‍ ​‌‍‍​‌‍ ‌ ​ ‌ ‌​​‍‌‌​ ​ ‌​​‌​ ​ ​ ​ ​ ​ ​ ​ ​‍‌‍‌‍‍‌‌‍‌​​ ‌​ ​​‌‍‌‍‌‍‌‌​ ​​​ ‌‌​ ​‌‌‍‌‍‌‍‌‌​‍ ‌​ ‌​​ ​‌​ ‍​‌‍‌​​‍ ‌​ ‌​‌‍‌​​ ‌‍​ ‍‌​‍ ‌‌‍​‌​ ​ ​ ‌​‌‍​ ​‍ ‌‌‍‌‌‌‍‌‍​ ‌‍​ ‌​​ ‍​‌‍​ ‌‍‌​​ ‌​​ ​‍​ ​‌‌‍​ ​ ‌‌​‍‌‍‌ ‌​‌ ‍‌‌ ​​‌‍‌‌​ ‌‌‍‍​‌‍‌‌‌‍ ​‌ ​​‌‌‌​‌‍ ‌ ​​‌‍‍‌‌‍​ ​‍‌‍‌ ​​‌‍​‌‌ ‌​‌‍‍​​ ‌‌‍​ ‌‍ ‌‍ ‍‌ ‌​‌‍‌‌‌‍ ‍‌ ‌​​‍‌‌​ ‌‌‌​​‍‌‌ ‌‍‍ ‌‍‌‌‌ ‍‌​‍‌‌​ ​ ‌​‌​​‍‌‌​ ​ ‌​‌​​‍‌‌​ ​‍​ ​‍‌‍‌‍​ ​ ​ ‌‌​ ​ ‌‍​‌‌‍‌‍‌‍​‌​ ​‌​ ‌‍​ ‍​​ ​‍​ ‌‌​‍‌‌​ ​‍​ ​‍​‍‌‌​ ‌‌‌​‌​​‍ ‍‌‍​ ‌‍‍​‌‍‍‌‌‍ ​‌‍‌​‌ ​‍‌‍‌‌‌‍ ‍​‍‌‌​ ‌‌‌​​‍‌‌ ‌‍‍ ‌‍‌‌‌ ‍‌​‍‌‌​ ​ ‌​‌​​‍‌‌​ ​ ‌​‌​​‍‌‌​ ​‍​ ​‍​ ​ ​ ‌‌‌‍‌‍‌‍​ ‌‍​ ​ ‍​​ ‍​​ ​‍‌‍​‍‌‍‌​​ ​‍‌‍‌​​‍‌‌​ ​‍​ ​‍​‍‌‌​ ‌‌‌​‌​​‍ ‍‌ ‌​‌‍‌‌‌ ‍​‌ ‌​​‍‌‍‌ ​​‌‍‌‌‌ ​‍‌ ​ ‌ ​​‌‍‌‌‌‍​ ‌ ‌​‌‍‍‌‌ ‌‍‌‍‌‌​ ‌‌ ​​‌ ‌‌‌‍​‍‌‍ ​‌‍‍‌‌ ​ ‌‍‍​‌‍‌‌‌‍‌​​‍​‍‌ ‌
1. If you are only changing out the solar panels to new ones, this
change could result in a system size change in which case you
would need to submit a “​​​​‌ ‍ ​‍​‍‌‍ ‌ ​‍‌‍‍‌‌‍‌ ‌‍‍‌‌‍ ‍​‍​‍​ ‍‍​‍​‍‌ ​ ‌‍​‌‌‍ ‍‌‍‍‌‌ ‌​‌ ‍‌​‍ ‍‌‍‍‌‌‍ ​‍​‍​‍ ​​‍​‍‌‍‍​‌ ​‍‌‍‌‌‌‍‌‍​‍​‍​ ‍‍​‍​‍‌‍‍​‌ ‌​‌ ‌​‌ ​​​ ‍‍​‍ ​‍ ‌‍ ​‌‍ ‌‍​ ‌‍​‌‌‍ ​‌‍‍​‌‍ ‌ ​ ‌ ‌​​ ‍‍​ ​ ​ ​ ​ ​ ​ ​ ​‍ ‌‍‍‌‌‍ ‍‌ ‌​‌‍‌‌‌‍ ‍‌ ‌​​‍ ‌‍‌‌‌‍‌​‌‍‍‌‌ ‌​​‍ ‌‍ ‌‌‍ ‌‍‌​‌‍‌‌​ ‌‌ ​​‌ ​‍‌‍‌‌‌ ​ ‌‍‌‌‌‍ ‍‌ ‌​‌‍​‌‌ ‌​‌‍‍‌‌‍ ‌‍ ‍​ ‍ ‌‍‍‌‌‍‌​​ ‌​ ​​‌‍‌‍‌‍‌‌​ ​​​ ‌‌​ ​‌‌‍‌‍‌‍‌‌​‍ ‌​ ‌​​ ​‌​ ‍​‌‍‌​​‍ ‌​ ‌​‌‍‌​​ ‌‍​ ‍‌​‍ ‌‌‍​‌​ ​ ​ ‌​‌‍​ ​‍ ‌‌‍‌‌‌‍‌‍​ ‌‍​ ‌​​ ‍​‌‍​ ‌‍‌​​ ‌​​ ​‍​ ​‌‌‍​ ​ ‌‌​ ‍ ‌ ‌​‌ ‍‌‌ ​​‌‍‌‌​ ‌‌‍‍​‌‍‌‌‌‍ ​‌ ​​‌‌‌​‌‍ ‌ ​​‌‍‍‌‌‍​ ​ ‍ ‌ ​​‌‍​‌‌ ‌​‌‍‍​​ ‌‌‍​ ‌‍ ‌‍ ‍‌ ‌​‌‍‌‌‌‍ ‍‌ ‌​​‍‌‌​ ‌‌‌​​‍‌‌ ‌‍‍ ‌‍‌‌‌ ‍‌​‍‌‌​ ​ ‌​‌​​‍‌‌​ ​ ‌​‌​​‍‌‌​ ​‍​ ​‍‌‍​‌​ ​​​ ‍​​ ‌‍‌‍​‍‌‍‌​​ ‌‌‌‍‌‍​ ​‌​ ‍​​ ‌ ​ ‌​​‍‌‌​ ​‍​ ​‍​‍‌‌​ ‌‌‌​‌​​‍ ‍‌‍​ ‌‍‍​‌‍‍‌‌‍ ​‌‍‌​‌ ​‍‌‍‌‌‌‍ ‍​‍‌‌​ ‌‌‌​​‍‌‌ ‌‍‍ ‌‍‌‌‌ ‍‌​‍‌‌​ ​ ‌​‌​​‍‌‌​ ​ ‌​‌​​‍‌‌​ ​‍​ ​‍​ ‍‌​ ‍‌​ ​‌‌‍‌‌​ ​‌‌‍‌​​ ‍​‌‍‌‌​ ‌ ​ ‌ ​ ​‌‌‍‌‌​‍‌‌​ ​‍​ ​‍​‍‌‌​ ‌‌‌​‌​​‍ ‍‌ ‌​‌‍‌‌‌ ‍​‌ ‌​​ ‌‍​‍‌‍​‌‌ ​ ‌‍‌‌‌‌‌‌‌ ​‍‌‍ ​​ ‌‌‍‍​‌ ‌​‌ ‌​‌ ​​​‍‌‌​ ​ ‌​​‌​‍‌‌​ ​‍‌​‌‍​‍‌‌​ ​‍‌​‌‍‌‍ ​‌‍ ‌‍​ ‌‍​‌‌‍ ​‌‍‍​‌‍ ‌ ​ ‌ ‌​​‍‌‌​ ​ ‌​​‌​ ​ ​ ​ ​ ​ ​ ​ ​‍‌‍‌‍‍‌‌‍‌​​ ‌​ ​​‌‍‌‍‌‍‌‌​ ​​​ ‌‌​ ​‌‌‍‌‍‌‍‌‌​‍ ‌​ ‌​​ ​‌​ ‍​‌‍‌​​‍ ‌​ ‌​‌‍‌​​ ‌‍​ ‍‌​‍ ‌‌‍​‌​ ​ ​ ‌​‌‍​ ​‍ ‌‌‍‌‌‌‍‌‍​ ‌‍​ ‌​​ ‍​‌‍​ ‌‍‌​​ ‌​​ ​‍​ ​‌‌‍​ ​ ‌‌​‍‌‍‌ ‌​‌ ‍‌‌ ​​‌‍‌‌​ ‌‌‍‍​‌‍‌‌‌‍ ​‌ ​​‌‌‌​‌‍ ‌ ​​‌‍‍‌‌‍​ ​‍‌‍‌ ​​‌‍​‌‌ ‌​‌‍‍​​ ‌‌‍​ ‌‍ ‌‍ ‍‌ ‌​‌‍‌‌‌‍ ‍‌ ‌​​‍‌‌​ ‌‌‌​​‍‌‌ ‌‍‍ ‌‍‌‌‌ ‍‌​‍‌‌​ ​ ‌​‌​​‍‌‌​ ​ ‌​‌​​‍‌‌​ ​‍​ ​‍‌‍​‌​ ​​​ ‍​​ ‌‍‌‍​‍‌‍‌​​ ‌‌‌‍‌‍​ ​‌​ ‍​​ ‌ ​ ‌​​‍‌‌​ ​‍​ ​‍​‍‌‌​ ‌‌‌​‌​​‍ ‍‌‍​ ‌‍‍​‌‍‍‌‌‍ ​‌‍‌​‌ ​‍‌‍‌‌‌‍ ‍​‍‌‌​ ‌‌‌​​‍‌‌ ‌‍‍ ‌‍‌‌‌ ‍‌​‍‌‌​ ​ ‌​‌​​‍‌‌​ ​ ‌​‌​​‍‌‌​ ​‍​ ​‍​ ‍‌​ ‍‌​ ​‌‌‍‌‌​ ​‌‌‍‌​​ ‍​‌‍‌‌​ ‌ ​ ‌ ​ ​‌‌‍‌‌​‍‌‌​ ​‍​ ​‍​‍‌‌​ ‌‌‌​‌​​‍ ‍‌ ‌​‌‍‌‌‌ ‍​‌ ‌​​‍‌‍‌ ​​‌‍‌‌‌ ​‍‌ ​ ‌ ​​‌‍‌‌‌‍​ ‌ ‌​‌‍‍‌‌ ‌‍‌‍‌‌​ ‌‌ ​​‌ ‌‌‌‍​‍‌‍ ​‌‍‍‌‌ ​ ‌‍‍​‌‍‌‌‌‍‌​​‍​‍‌ ‌System Change Form” to PJM GATS. You
must also send an email to Board Staff about this change to
NJREINFO@NJCleanEnergy.com.​​​​‌ ‍ ​‍​‍‌‍ ‌ ​‍‌‍‍‌‌‍‌ ‌‍‍‌‌‍ ‍​‍​‍​ ‍‍​‍​‍‌ ​ ‌‍​‌‌‍ ‍‌‍‍‌‌ ‌​‌ ‍‌​‍ ‍‌‍‍‌‌‍ ​‍​‍​‍ ​​‍​‍‌‍‍​‌ ​‍‌‍‌‌‌‍‌‍​‍​‍​ ‍‍​‍​‍‌‍‍​‌ ‌​‌ ‌​‌ ​​​ ‍‍​‍ ​‍ ‌‍ ​‌‍ ‌‍​ ‌‍​‌‌‍ ​‌‍‍​‌‍ ‌ ​ ‌ ‌​​ ‍‍​ ​ ​ ​ ​ ​ ​ ​ ​‍ ‌‍‍‌‌‍ ‍‌ ‌​‌‍‌‌‌‍ ‍‌ ‌​​‍ ‌‍‌‌‌‍‌​‌‍‍‌‌ ‌​​‍ ‌‍ ‌‌‍ ‌‍‌​‌‍‌‌​ ‌‌ ​​‌ ​‍‌‍‌‌‌ ​ ‌‍‌‌‌‍ ‍‌ ‌​‌‍​‌‌ ‌​‌‍‍‌‌‍ ‌‍ ‍​ ‍ ‌‍‍‌‌‍‌​​ ‌​ ​​‌‍‌‍‌‍‌‌​ ​​​ ‌‌​ ​‌‌‍‌‍‌‍‌‌​‍ ‌​ ‌​​ ​‌​ ‍​‌‍‌​​‍ ‌​ ‌​‌‍‌​​ ‌‍​ ‍‌​‍ ‌‌‍​‌​ ​ ​ ‌​‌‍​ ​‍ ‌‌‍‌‌‌‍‌‍​ ‌‍​ ‌​​ ‍​‌‍​ ‌‍‌​​ ‌​​ ​‍​ ​‌‌‍​ ​ ‌‌​ ‍ ‌ ‌​‌ ‍‌‌ ​​‌‍‌‌​ ‌‌‍‍​‌‍‌‌‌‍ ​‌ ​​‌‌‌​‌‍ ‌ ​​‌‍‍‌‌‍​ ​ ‍ ‌ ​​‌‍​‌‌ ‌​‌‍‍​​ ‌‌‍​ ‌‍ ‌‍ ‍‌ ‌​‌‍‌‌‌‍ ‍‌ ‌​​‍‌‌​ ‌‌‌​​‍‌‌ ‌‍‍ ‌‍‌‌‌ ‍‌​‍‌‌​ ​ ‌​‌​​‍‌‌​ ​ ‌​‌​​‍‌‌​ ​‍​ ​‍‌‍​‌​ ​​​ ‍​​ ‌‍‌‍​‍‌‍‌​​ ‌‌‌‍‌‍​ ​‌​ ‍​​ ‌ ​ ‌​​‍‌‌​ ​‍​ ​‍​‍‌‌​ ‌‌‌​‌​​‍ ‍‌‍​ ‌‍‍​‌‍‍‌‌‍ ​‌‍‌​‌ ​‍‌‍‌‌‌‍ ‍​‍‌‌​ ‌‌‌​​‍‌‌ ‌‍‍ ‌‍‌‌‌ ‍‌​‍‌‌​ ​ ‌​‌​​‍‌‌​ ​ ‌​‌​​‍‌‌​ ​‍​ ​‍​ ‌ ​ ‌​​ ​‌‌‍​ ‌‍​ ‌‍‌‌​ ‍‌​ ‌ ​ ​‍‌‍‌‌‌‍‌​​ ‌‍​‍‌‌​ ​‍​ ​‍​‍‌‌​ ‌‌‌​‌​​‍ ‍‌ ‌​‌‍‌‌‌ ‍​‌ ‌​​ ‌‍​‍‌‍​‌‌ ​ ‌‍‌‌‌‌‌‌‌ ​‍‌‍ ​​ ‌‌‍‍​‌ ‌​‌ ‌​‌ ​​​‍‌‌​ ​ ‌​​‌​‍‌‌​ ​‍‌​‌‍​‍‌‌​ ​‍‌​‌‍‌‍ ​‌‍ ‌‍​ ‌‍​‌‌‍ ​‌‍‍​‌‍ ‌ ​ ‌ ‌​​‍‌‌​ ​ ‌​​‌​ ​ ​ ​ ​ ​ ​ ​ ​‍‌‍‌‍‍‌‌‍‌​​ ‌​ ​​‌‍‌‍‌‍‌‌​ ​​​ ‌‌​ ​‌‌‍‌‍‌‍‌‌​‍ ‌​ ‌​​ ​‌​ ‍​‌‍‌​​‍ ‌​ ‌​‌‍‌​​ ‌‍​ ‍‌​‍ ‌‌‍​‌​ ​ ​ ‌​‌‍​ ​‍ ‌‌‍‌‌‌‍‌‍​ ‌‍​ ‌​​ ‍​‌‍​ ‌‍‌​​ ‌​​ ​‍​ ​‌‌‍​ ​ ‌‌​‍‌‍‌ ‌​‌ ‍‌‌ ​​‌‍‌‌​ ‌‌‍‍​‌‍‌‌‌‍ ​‌ ​​‌‌‌​‌‍ ‌ ​​‌‍‍‌‌‍​ ​‍‌‍‌ ​​‌‍​‌‌ ‌​‌‍‍​​ ‌‌‍​ ‌‍ ‌‍ ‍‌ ‌​‌‍‌‌‌‍ ‍‌ ‌​​‍‌‌​ ‌‌‌​​‍‌‌ ‌‍‍ ‌‍‌‌‌ ‍‌​‍‌‌​ ​ ‌​‌​​‍‌‌​ ​ ‌​‌​​‍‌‌​ ​‍​ ​‍‌‍​‌​ ​​​ ‍​​ ‌‍‌‍​‍‌‍‌​​ ‌‌‌‍‌‍​ ​‌​ ‍​​ ‌ ​ ‌​​‍‌‌​ ​‍​ ​‍​‍‌‌​ ‌‌‌​‌​​‍ ‍‌‍​ ‌‍‍​‌‍‍‌‌‍ ​‌‍‌​‌ ​‍‌‍‌‌‌‍ ‍​‍‌‌​ ‌‌‌​​‍‌‌ ‌‍‍ ‌‍‌‌‌ ‍‌​‍‌‌​ ​ ‌​‌​​‍‌‌​ ​ ‌​‌​​‍‌‌​ ​‍​ ​‍​ ‌ ​ ‌​​ ​‌‌‍​ ‌‍​ ‌‍‌‌​ ‍‌​ ‌ ​ ​‍‌‍‌‌‌‍‌​​ ‌‍​‍‌‌​ ​‍​ ​‍​‍‌‌​ ‌‌‌​‌​​‍ ‍‌ ‌​‌‍‌‌‌ ‍​‌ ‌​​‍‌‍‌ ​​‌‍‌‌‌ ​‍‌ ​ ‌ ​​‌‍‌‌‌‍​ ‌ ‌​‌‍‍‌‌ ‌‍‌‍‌‌​ ‌‌ ​​‌ ‌‌‌‍​‍‌‍ ​‌‍‍‌‌ ​ ‌‍‍​‌‍‌‌‌‍‌​​‍​‍‌ ‌